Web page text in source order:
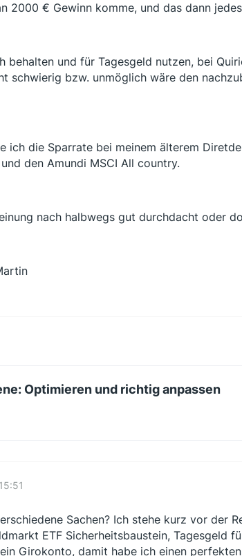
2000 € Gewinn komme, und das dann
behalten und für Tagesgeld nutzen, bei
schwierig bzw. unmöglich wäre den
ich die Sparrate bei meinem älterem
den Amundi MSCI All country.
nach halbwegs gut durchdacht oder
Optimieren und richtig anpassen
Sachen? Ich stehe kurz vor der
ETF Sicherheitsbaustein, Tagesgeld
Girokonto, damit habe ich einen